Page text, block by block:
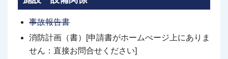
事故報告書
消防計画（書）[申請書がホームぺージ上にありま
せん：直接お問合せください]